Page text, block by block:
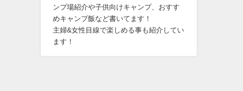
ンプ場紹介や子供向けキャンプ、おすす
めキャンプ飯など書いてます！
主婦&女性目線で楽しめる事も紹介してい
ます！